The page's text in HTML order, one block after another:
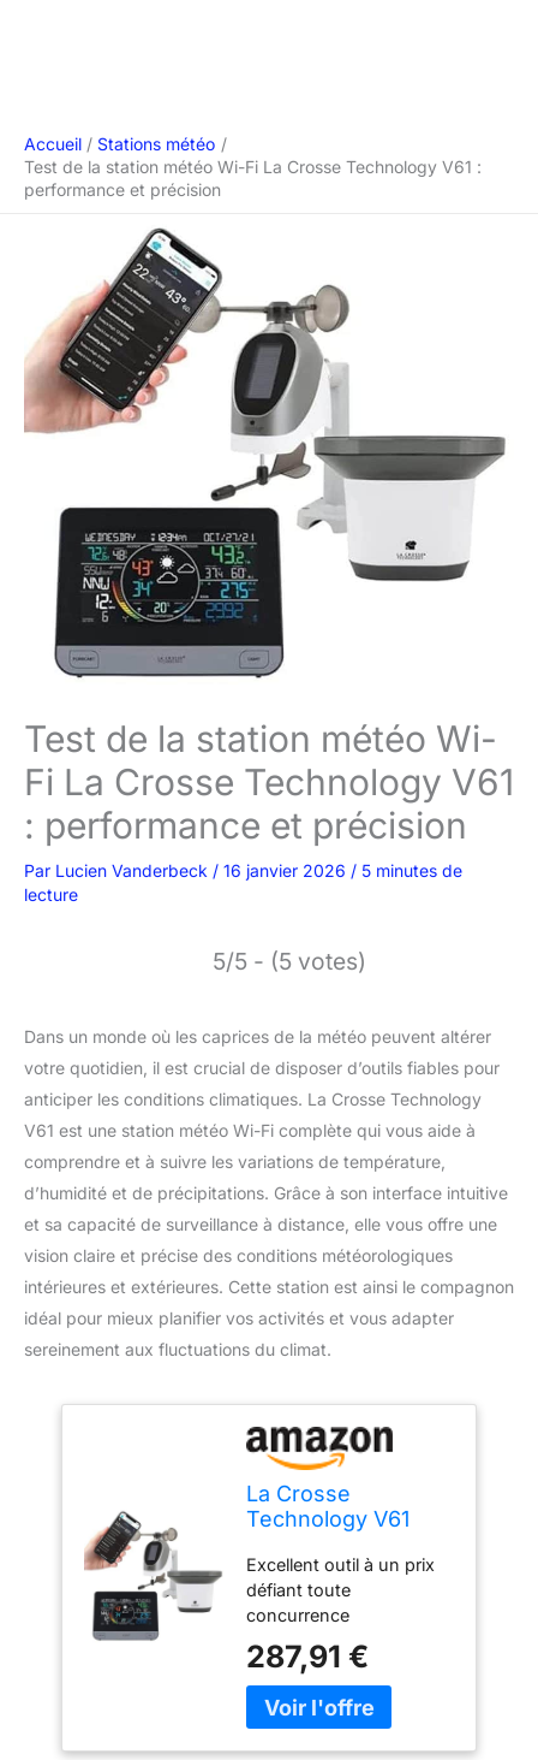
Accueil
Stations météo
Test de la station météo Wi-Fi La Crosse Technology V61 :
performance et précision
Test de la station météo Wi-
Fi La Crosse Technology V61
: performance et précision
Par Lucien Vanderbeck / 16 janvier 2026 / 5 minutes de
lecture
5/5 - (5 votes)
Dans un monde où les caprices de la météo peuvent altérer
votre quotidien, il est crucial de disposer d’outils fiables pour
anticiper les conditions climatiques. La Crosse Technology
V61 est une station météo Wi-Fi complète qui vous aide à
comprendre et à suivre les variations de température,
d’humidité et de précipitations. Grâce à son interface intuitive
et sa capacité de surveillance à distance, elle vous offre une
vision claire et précise des conditions météorologiques
intérieures et extérieures. Cette station est ainsi le compagnon
idéal pour mieux planifier vos activités et vous adapter
sereinement aux fluctuations du climat.
La Crosse
Technology V61
complète de
surveillance à
distance pour
intérieur/extérieur,
température et
humidité, données
de chute de pluie,
baromètre, noir
Excellent outil à un prix
défiant toute
concurrence
287,91 €